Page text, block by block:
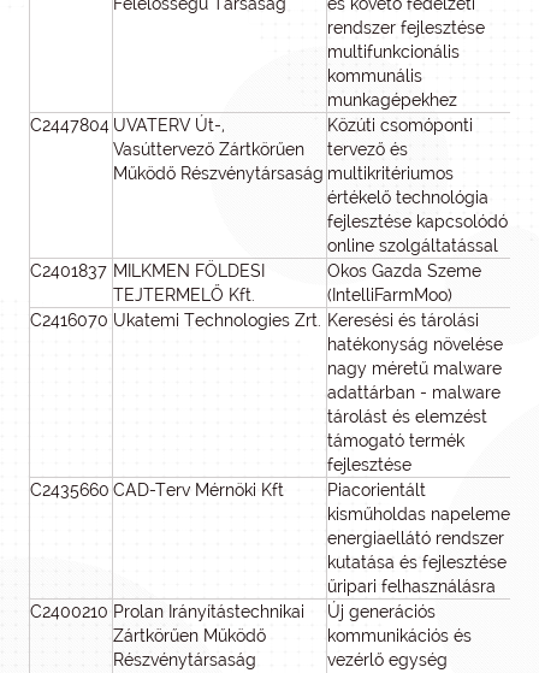
rendszer fejlesztése
multifunkcionális
kommunális
munkagépekhez
C2447804 UVATERV Út-,
Vasúttervező Zártkörűen
Működő Részvénytársaság
Közúti csomóponti
tervező és
multikritériumos
értékelő technológia
fejlesztése kapcsolódó
online szolgáltatással
C2401837 MILKMEN FÖLDESI
TEJTERMELŐ Kft.
Okos Gazda Szeme
(IntelliFarmMoo)
C2416070 Ukatemi Technologies Zrt.
Keresési és tárolási
hatékonyság növelése
nagy méretű malware
adattárban - malware
tárolást és elemzést
támogató termék
fejlesztése
C2435660 CAD-Terv Mérnöki Kft
Piacorientált
kisműholdas napelemes
energiaellátó rendszer
kutatása és fejlesztése
űripari felhasználásra
C2400210 Prolan Irányítástechnikai
Zártkörűen Működő
Részvénytársaság
Új generációs
kommunikációs és
vezérlő egység